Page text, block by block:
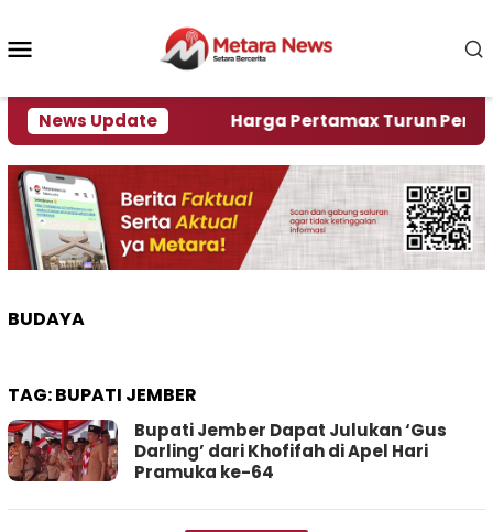
konten
News Update
Krisi Air Harga Pertamax Turun Per Hari
BUDAYA
TAG:BUPATI JEMBER
Bupati Jember Dapat Julukan ‘Gus
Darling’ dari Khofifah di Apel Hari
Pramuka ke-64